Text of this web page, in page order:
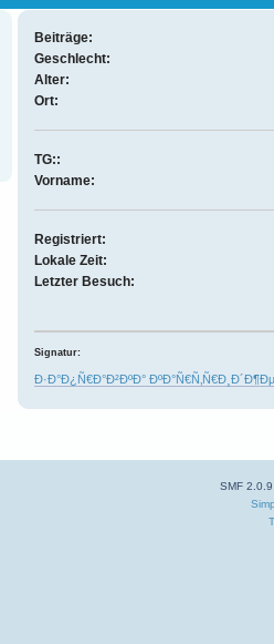
Beiträge:
Geschlecht:
Alter:
Ort:
TG::
Vorname:
Registriert:
Lokale Zeit:
Letzter Besuch:
Signatur:
Ð·Ð°Ð¿Ñ€Ð°Ð²ÐºÐ°
SMF 2.0.9